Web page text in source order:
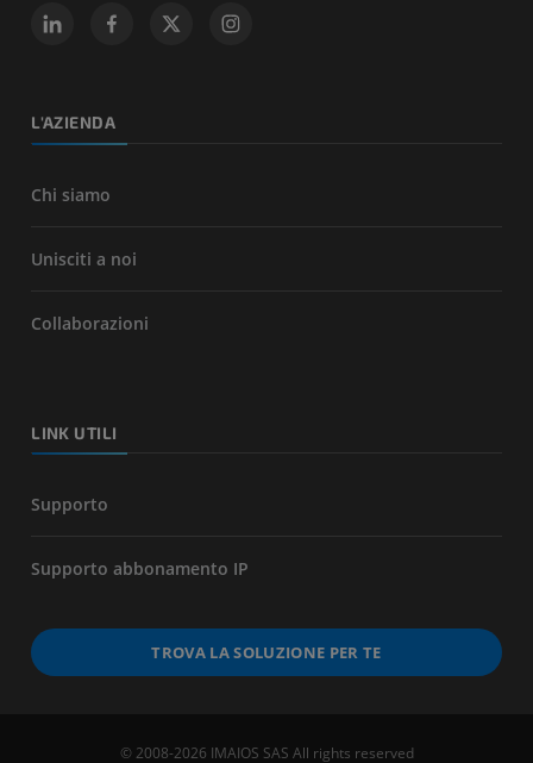
L'AZIENDA
Chi siamo
Unisciti a noi
Collaborazioni
LINK UTILI
Supporto
Supporto abbonamento IP
TROVA LA SOLUZIONE PER TE
© 2008-2026 IMAIOS SAS All rights reserved